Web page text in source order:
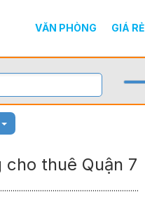
VĂN PHÒNG GIÁ RẺ
cho thuê Quận 7